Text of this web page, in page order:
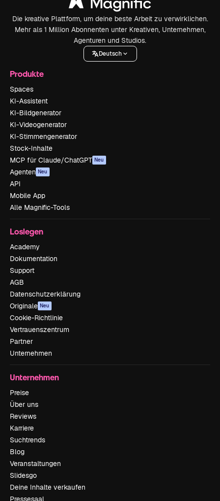
Die kreative Plattform, um deine beste Arbeit zu verwirklichen.
Mehr als 1 Million Abonnenten unter Kreativen, Unternehmen,
Agenturen und Studios.
Deutsch
Produkte
Spaces
KI-Assistent
KI-Bildgenerator
KI-Videogenerator
KI-Stimmengenerator
Stock-Inhalte
MCP für Claude/ChatGPT Neu
Agenten Neu
API
Mobile App
Alle Magnific-Tools
Loslegen
Academy
Dokumentation
Support
AGB
Datenschutzerklärung
Originale Neu
Cookie-Richtlinie
Vertrauenszentrum
Partner
Unternehmen
Unternehmen
Preise
Über uns
Reviews
Karriere
Suchtrends
Blog
Veranstaltungen
Slidesgo
Deine Inhalte verkaufen
Pressesaal